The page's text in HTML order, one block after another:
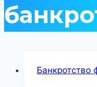
Банкротство